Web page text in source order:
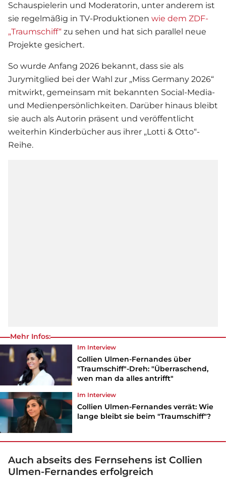
Schauspielerin und Moderatorin, unter anderem ist
sie regelmäßig in TV-Produktionen wie dem ZDF-
„Traumschiff“ zu sehen und hat sich parallel neue
Projekte gesichert.
So wurde Anfang 2026 bekannt, dass sie als
Jurymitglied bei der Wahl zur „Miss Germany 2026“
mitwirkt, gemeinsam mit bekannten Social-Media-
und Medienpersönlichkeiten. Darüber hinaus bleibt
sie auch als Autorin präsent und veröffentlicht
weiterhin Kinderbücher aus ihrer „Lotti & Otto“-
Reihe.
Mehr Infos:
Im Interview
Collien Ulmen-Fernandes über
"Traumschiff"-Dreh: "Überraschend,
wen man da alles antrifft"
Im Interview
Collien Ulmen-Fernandes verrät: Wie
lange bleibt sie beim "Traumschiff"?
Auch abseits des Fernsehens ist Collien
Ulmen-Fernandes erfolgreich